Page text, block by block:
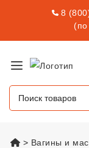
8
(по
vsexshop.ru
Вагины и